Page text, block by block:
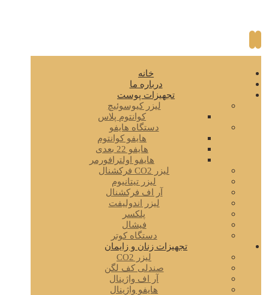
خانه
درباره ما
تجهیزات پوست
لیزر کیوسوئیچ
کوانتوم پلاس
دستگاه هایفو
هایفو کوانتوم
هایفو 22 بعدی
هایفو اولترافورمر
لیزر CO2 فرکشنال
لیزر تیتانیوم
آر اف فرکشنال
لیزر اندولیفت
پلکسر
فیشال
دستگاه کوتر
تجهیزات زنان و زایمان
لیزر CO2
صندلی کف لگن
آر اف واژینال
هایفو واژینال